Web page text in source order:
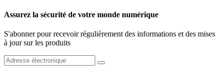
Assurez la sécurité de votre monde numérique
S'abonner pour recevoir régulièrement des informations et des mises
à jour sur les produits